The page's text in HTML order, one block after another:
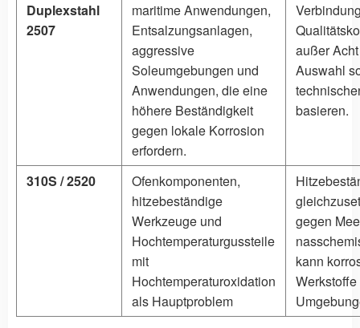
Duplexstahl
2507
maritime Anwendungen,
Entsalzungsanlagen,
aggressive
Soleumgebungen und
Anwendungen, die eine
höhere Beständigkeit
gegen lokale Korrosion
erfordern.
außer
Auswahl
basieren.
310S / 2520
Ofenkomponenten,
hitzebeständige
Werkzeuge und
Hochtemperaturgussteile
mit
Hochtemperaturoxidation
als Hauptproblem
gegen
kann